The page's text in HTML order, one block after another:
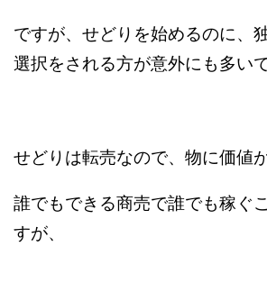
ですが、せどりを始めるのに、
選択をされる方が意外にも多いで
せどりは転売なので、物に価値
誰でもできる商売で誰でも稼ぐ
すが、